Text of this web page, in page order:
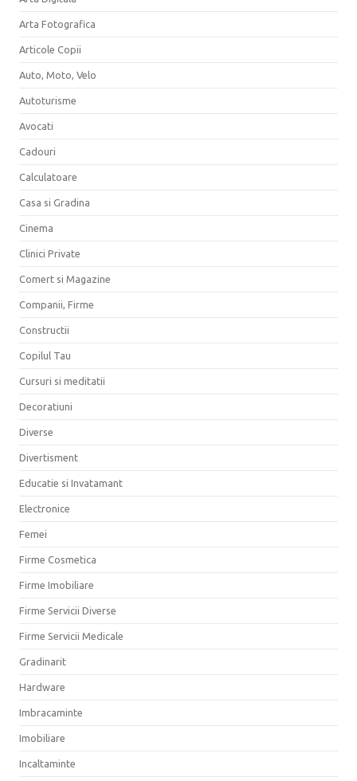
Arta Fotografica
Articole Copii
Auto, Moto, Velo
Autoturisme
Avocati
Cadouri
Calculatoare
Casa si Gradina
Cinema
Clinici Private
Comert si Magazine
Companii, Firme
Constructii
Copilul Tau
Cursuri si meditatii
Decoratiuni
Diverse
Divertisment
Educatie si Invatamant
Electronice
Femei
Firme Cosmetica
Firme Imobiliare
Firme Servicii Diverse
Firme Servicii Medicale
Gradinarit
Hardware
Imbracaminte
Imobiliare
Incaltaminte